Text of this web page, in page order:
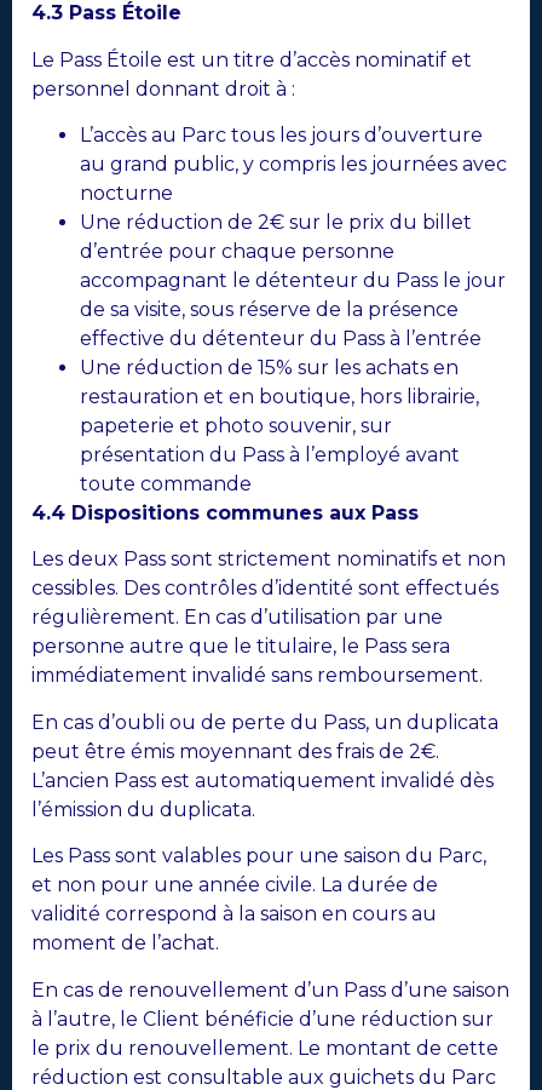
4.3 Pass Étoile
Le Pass Étoile est un titre d’accès nominatif et
personnel donnant droit à :
L’accès au Parc tous les jours d’ouverture
au grand public, y compris les journées avec
nocturne
Une réduction de 2€ sur le prix du billet
d’entrée pour chaque personne
accompagnant le détenteur du Pass le jour
de sa visite, sous réserve de la présence
effective du détenteur du Pass à l’entrée
Une réduction de 15% sur les achats en
restauration et en boutique, hors librairie,
papeterie et photo souvenir, sur
présentation du Pass à l’employé avant
toute commande
4.4 Dispositions communes aux Pass
Les deux Pass sont strictement nominatifs et non
cessibles. Des contrôles d’identité sont effectués
régulièrement. En cas d’utilisation par une
personne autre que le titulaire, le Pass sera
immédiatement invalidé sans remboursement.
En cas d’oubli ou de perte du Pass, un duplicata
peut être émis moyennant des frais de 2€.
L’ancien Pass est automatiquement invalidé dès
l’émission du duplicata.
Les Pass sont valables pour une saison du Parc,
et non pour une année civile. La durée de
validité correspond à la saison en cours au
moment de l’achat.
En cas de renouvellement d’un Pass d’une saison
à l’autre, le Client bénéficie d’une réduction sur
le prix du renouvellement. Le montant de cette
réduction est consultable aux guichets du Parc